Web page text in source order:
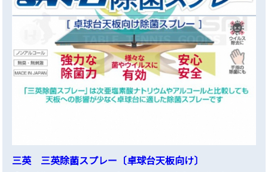
三英 三英除菌スプレー〔卓球台天板向け〕